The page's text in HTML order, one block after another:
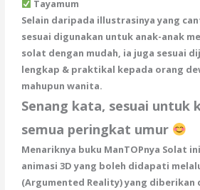
Tayamum
Selain daripada illustrasinya yang
sesuai digunakan untuk anak-anak
solat dengan mudah, ia juga sesuai
lengkap & praktikal kepada orang
mahupun wanita.
Senang kata, sesuai untuk
semua peringkat umur
Menariknya buku ManTOPnya Solat
animasi 3D yang boleh didapati
(Argumented Reality) yang diberikan